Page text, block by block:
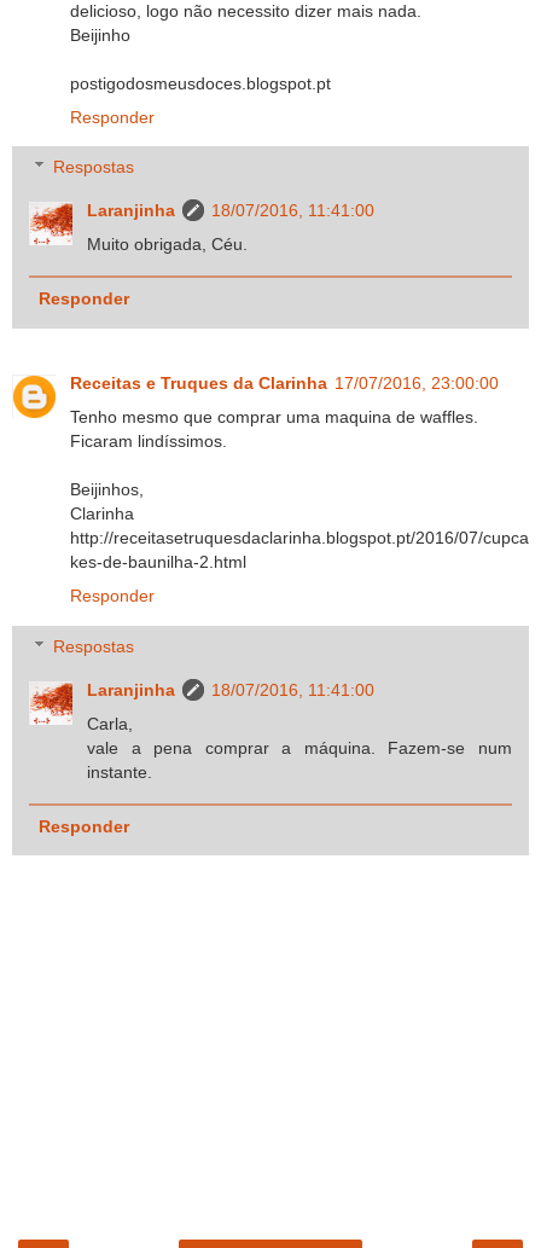
delicioso, logo não necessito dizer mais nada.
Beijinho
postigodosmeusdoces.blogspot.pt
Responder
Respostas
Laranjinha
18/07/2016, 11:41:00
Muito obrigada, Céu.
Responder
Receitas e Truques da Clarinha 17/07/2016, 23:00:00
Tenho mesmo que comprar uma maquina de waffles.
Ficaram lindíssimos.
Beijinhos,
Clarinha
http://receitasetruquesdaclarinha.blogspot.pt/2016/07/cupca
kes-de-baunilha-2.html
Responder
Respostas
Laranjinha
18/07/2016, 11:41:00
Carla,
vale a pena comprar a máquina. Fazem-se num
instante.
Responder